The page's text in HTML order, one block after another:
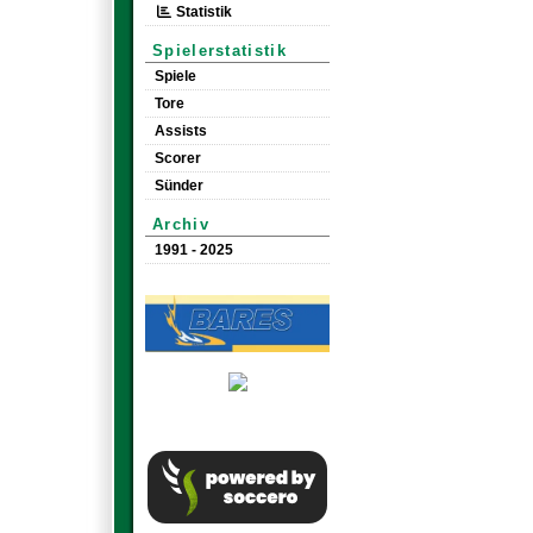
Statistik
Spielerstatistik
Spiele
Tore
Assists
Scorer
Sünder
Archiv
1991 - 2025